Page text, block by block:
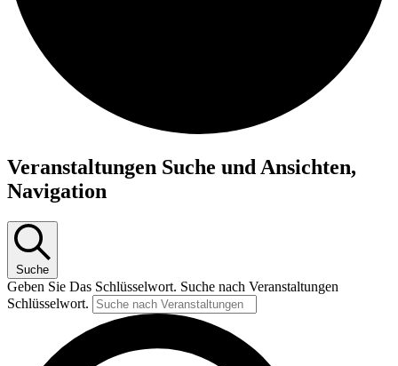
Veranstaltungen Suche und Ansichten,
Navigation
Suche
Geben Sie Das Schlüsselwort. Suche nach Veranstaltungen
Schlüsselwort.